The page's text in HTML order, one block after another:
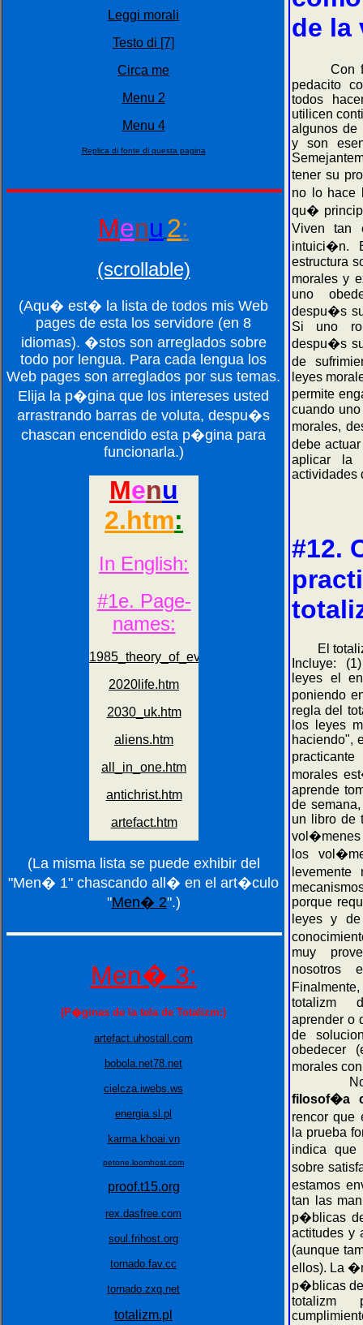
Leggi morali
Testo di [7]
Circa me
Menu 2
Menu 4
Replica di fonte di questa pagina
Menu2:
(scrollable)
(Aqu� est� la lista de todos mis Web
pages de esta los servidore (en 8
idiomas). �stos son arreglados sobre
todo por lengua. Para cada lengua los
Web pages son arreglados por sus temas.
Elija la p�gina que los intereses usted
arrastrando barras de voluta, despu�s
chascan encendido esta p�gina para
funcionarla.)
(La misma lista se puede exhibir del
"Men� 1" chascando all� en el art�culo
"Men� 2".)
Men� 3:
(P�ginas de la tela de Totalizm:)
artefact.uhostall.com
bobola.net78.net
cielcza.iwebs.ws
energia.sl.pl
karma.khoai.vn
petone.loomhost.com
proof.t15.org
rex.dasfree.com
soul.frihost.org
tornado.fav.cc
tornado.zxq.net
totalizm.pl
de la
Con
pedacito
todos
utilicen
algunos de
y son
tener su
no lo hace
qu�
Viven tan
intuici�n.
estructura
morales y
uno
despu�s
Si uno
despu�s
de
leyes
permite
cuando
morales,
debe
aplicar la
actividades
#12.
El
Incluye:
leyes el
poniendo
regla del
los leyes
haciendo",
morales
aprende
de
un libro de
vol�menes
los
porque
leyes y
muy
nosotros
totalizm
aprender o
de
obedecer
morales
Note
filosof�a
rencor que
la prueba
indica
sobre
estamos
tan las
p�blicas
actitudes y
(aunque
ellos). La
p�blicas
totalizm